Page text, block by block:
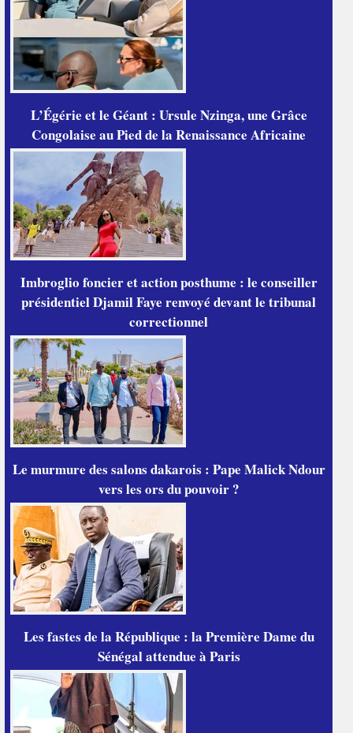
L’Égérie et le Géant : Ursule Nzinga, une Grâce
Congolaise au Pied de la Renaissance Africaine
Imbroglio foncier et action posthume : le conseiller
présidentiel Djamil Faye renvoyé devant le tribunal
correctionnel
Le murmure des salons dakarois : Pape Malick Ndour
vers les ors du pouvoir ?
Les fastes de la République : la Première Dame du
Sénégal attendue à Paris